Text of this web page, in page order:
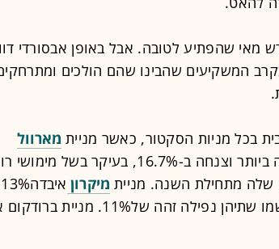
מאי שהפתיע לטובה. אבל באופן אבסורדי
המשקיעים שהבינו שהם הולכים
בכל מניות הסקטור, כאשר מניית מארוול
ספגה את המכה הקשה ביותר וצנחה ב-16.7%, בעיקר בשל
שלה מתחילת השנה. מניית מיקרון
איבדה13%
רשמו שתיהן נפילה זהה של11%. מניית